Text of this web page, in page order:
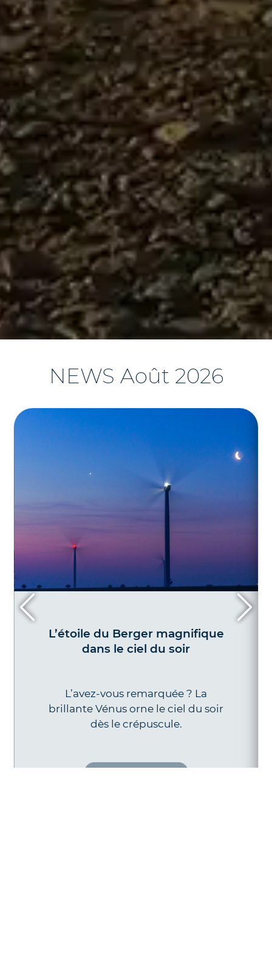
NEWS Août 2026
L’étoile du Berger magnifique
dans le ciel du soir
L’avez-vous remarquée ? La
brillante Vénus orne le ciel du soir
dès le crépuscule.